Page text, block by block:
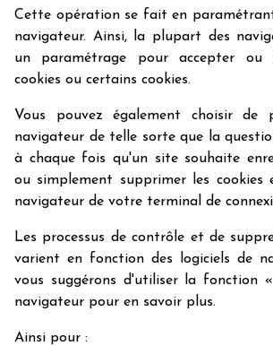
Cette opération se fait en
navigateur. Ainsi, la plupart des
un paramétrage pour accepter ou
cookies ou certains cookies.
Vous pouvez également choisir de
navigateur de telle sorte que la
à chaque fois qu'un site souhaite
ou simplement supprimer les cookies
navigateur de votre terminal de
Les processus de contrôle et de
varient en fonction des logiciels de
vous suggérons d'utiliser la fonction
navigateur pour en savoir plus.
Ainsi pour :